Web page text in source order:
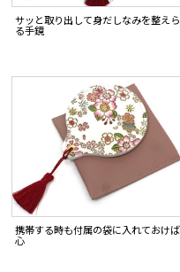
サッと取り出して身だしなみを整え
る手鏡
携帯する時も付属の袋に入れておけ
心